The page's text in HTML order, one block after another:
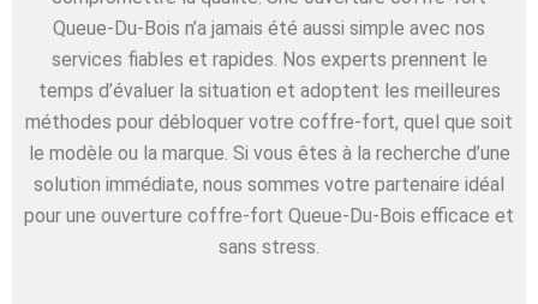
Queue-Du-Bois n’a jamais été aussi simple avec nos
services fiables et rapides. Nos experts prennent le
temps d’évaluer la situation et adoptent les meilleures
méthodes pour débloquer votre coffre-fort, quel que soit
le modèle ou la marque. Si vous êtes à la recherche d’une
solution immédiate, nous sommes votre partenaire idéal
pour une ouverture coffre-fort Queue-Du-Bois efficace et
sans stress.